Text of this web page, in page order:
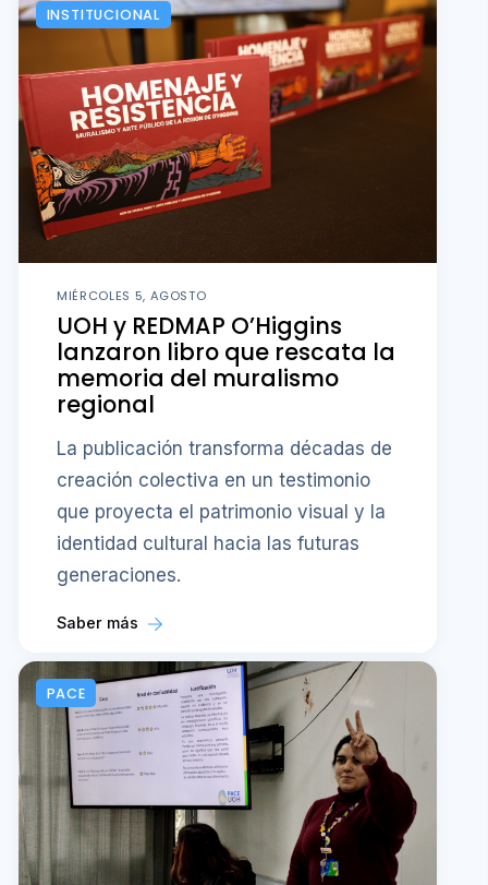
INSTITUCIONAL
MIÉRCOLES 5, AGOSTO
UOH y REDMAP O’Higgins
lanzaron libro que rescata la
memoria del muralismo
regional
La publicación transforma décadas de
creación colectiva en un testimonio
que proyecta el patrimonio visual y la
identidad cultural hacia las futuras
generaciones.
Saber más
PACE